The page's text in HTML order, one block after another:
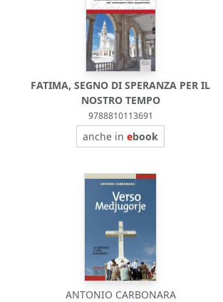
FATIMA, SEGNO DI SPERANZA PER IL
NOSTRO TEMPO
9788810113691
anche inebook
ANTONIO CARBONARA